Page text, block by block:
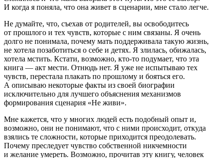
И когда я поняла, что она живет в сценарии, мне стало легче.
Не думайте, что, съехав от родителей, вы освободитесь
от прошлого и тех чувств, которые с ним связаны. Я очень
долго не понимала, почему мать поддерживала такую жизнь,
не хотела позаботиться о себе и детях. Я злилась, обижалась,
хотела мстить. Кстати, возможно, кто-то подумает, что эта
книга — акт мести. Отнюдь нет. Я уже не испытываю тех
чувств, перестала плакать по прошлому и бояться его.
А описываю некоторые факты из своей биографии
исключительно для лучшего объяснения механизмов
формирования сценария «Не живи».
Мне кажется, что у многих людей есть подобный опыт и,
возможно, они не понимают, что с ними происходит, откуда
взялись те сложности, которые приходится преодолевать.
Почему преследует чувство собственной никчемности
и желание умереть. Возможно, прочитав эту книгу, человек